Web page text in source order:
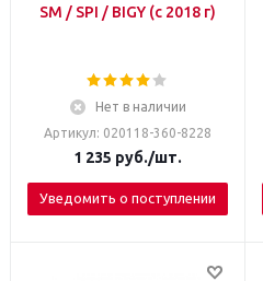
SM / SPI / BIGY (с 2018 г)
Нет в наличии
Артикул: 020118-360-8228
1 235 руб./шт.
Уведомить о поступлении